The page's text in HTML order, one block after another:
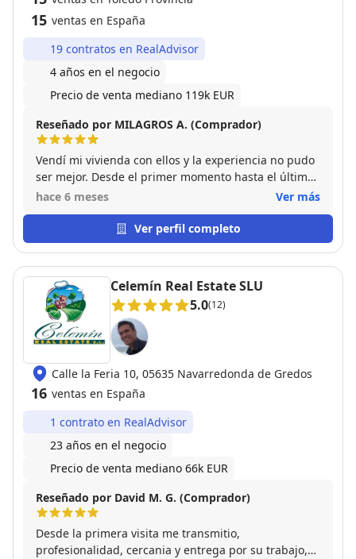
15 ventas en España
19 contratos en RealAdvisor
4 años en el negocio
Precio de venta mediano 119k EUR
Reseñado por MILAGROS A. (Comprador)
Vendí mi vivienda con ellos y la experiencia no pudo
ser mejor. Desde el primer momento hasta el último
un trato excelente.
hace 6 meses Ver más
Ver perfil completo
Celemín Real Estate SLU
5.0(12)
Calle la Feria 10, 05635 Navarredonda de Gredos
16 ventas en España
1 contrato en RealAdvisor
23 años en el negocio
Precio de venta mediano 66k EUR
Reseñado por David M. G. (Comprador)
Desde la primera visita me transmitio,
profesionalidad, cercania y entrega por su trabajo,